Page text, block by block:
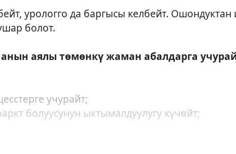
урологго да баргысы келбейт.
болот.
аялы төмөнкү жаман абалдарга
учурайт;
болуусунун ыктымалдуулугу күчөйт;